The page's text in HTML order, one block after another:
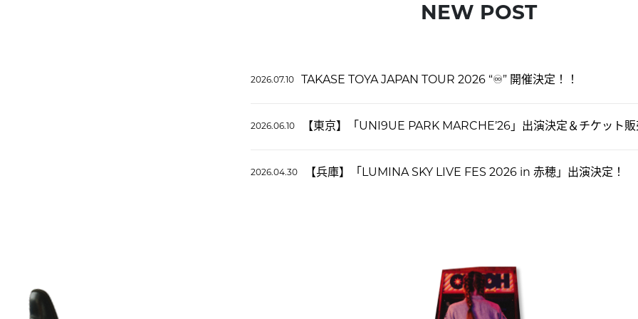
NEW POST
2026.07.10 TAKASE TOYA JAPAN TOUR 2026 “♾️” 開催決定！！
2026.06.10 【東京】「UNI9UE PARK MARCHE’26」出演決定＆チケット
2026.04.30 【兵庫】「LUMINA SKY LIVE FES 2026 in 赤穂」出演決定！